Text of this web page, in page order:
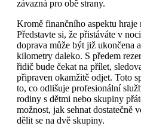
závazná pro obě strany.
Kromě finančního aspektu
Představte si, že přistáváte v
doprava může být již ukončena
kilometry daleko. S předem
řidič bude čekat na přílet,
připraven okamžitě odjet. Toto
to, co odlišuje profesionální
rodiny s dětmi nebo skupiny
možnost, jak sehnat dostatečně
dělit se na dvě skupiny.